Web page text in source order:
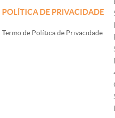
POLÍTICA DE PRIVACIDADE
Termo de Política de Privacidade